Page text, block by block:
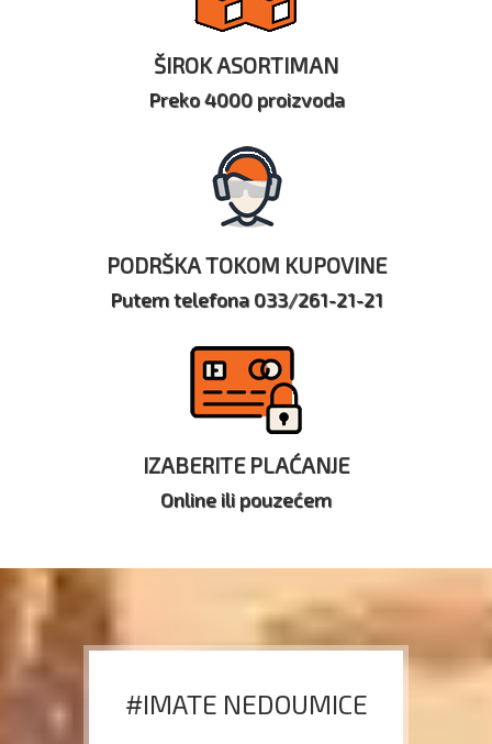
ŠIROK ASORTIMAN
Preko 4000 proizvoda
PODRŠKA TOKOM KUPOVINE
Putem telefona 033/261-21-21
IZABERITE PLAĆANJE
Online ili pouzećem
#IMATE NEDOUMICE